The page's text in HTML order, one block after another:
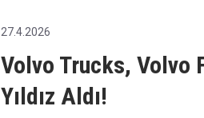
27.4.2026
Volvo Trucks, Volvo